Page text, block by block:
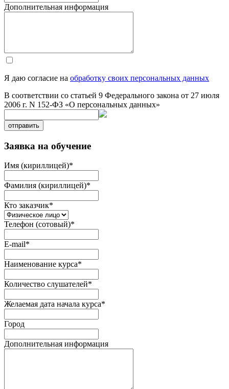
Дополнительная информация
Я даю согласие на обработку своих персональных данных
В соответствии со статьей 9 Федерального закона от 27 июля
2006 г. N 152-ФЗ «О персональных данных»
отправить
Заявка на обучение
Имя (кириллицей)*
Фамилия (кириллицей)*
Кто заказчик*
Телефон (сотовый)*
E-mail*
Наименование курса*
Количество слушателей*
Желаемая дата начала курса*
Город
Дополнительная информация